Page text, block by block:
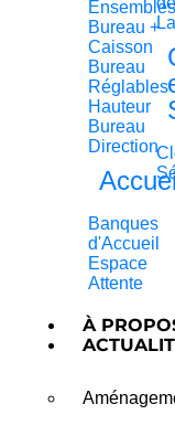
Ensembles
Bureau +
Caisson
Bureau
Réglables
Hauteur
Bureau
Direction
Banques
d'Accueil
Espace
Attente
À